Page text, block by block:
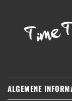
ALGEMENE